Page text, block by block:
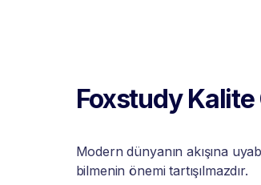
Foxstudy
Modern dünyanın akışına
bilmenin önemi tartışılmazdır.